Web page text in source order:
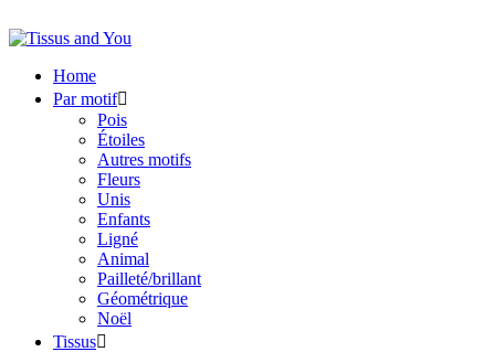
Home
Par motif
Pois
Étoiles
Autres motifs
Fleurs
Unis
Enfants
Ligné
Animal
Pailleté/brillant
Géométrique
Noël
Tissus